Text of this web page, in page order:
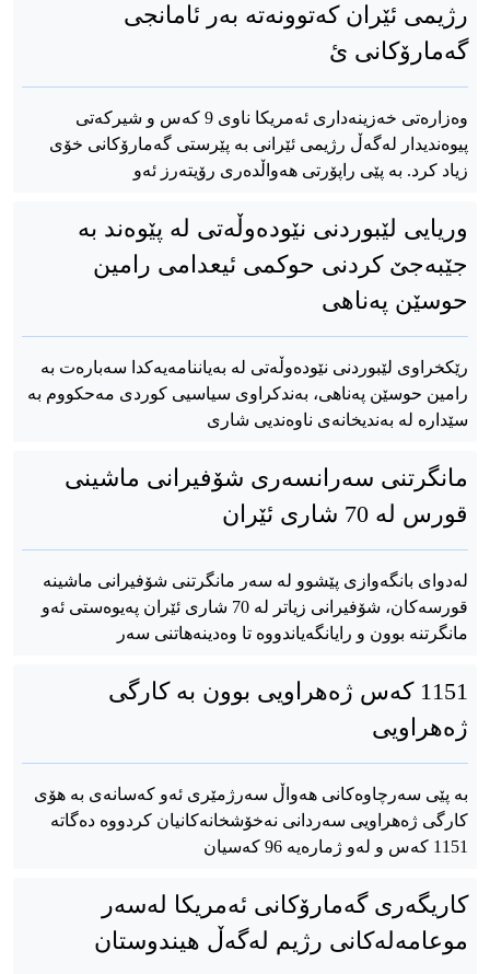
رژیمی ئێران کەتوونەتە بەر ئامانجی
گەمارۆکانی ئ
وەزارەتی خەزینەداری ئەمریکا ناوی 9 کەس و شیرکەتی
پیوەندیدار لەگەڵ رژیمی ئێرانی بە پێرستی گەمارۆکانی خۆی
زیاد کرد. بە پێی راپۆرتی هەواڵدەری رۆیتەرز ئەو
وریایی لێبوردنی نێودەوڵەتی لە پێوەند بە
جێبەجێ کردنی حوکمی ئیعدامی رامین
حوسێن پەناهی
رێکخراوی لێبوردنی نێودەوڵەتی لە بەیاننامەیەکدا سەبارەت بە
رامین حوسێن پەناهی، بەندکراوی سیاسیی کوردی مەحکووم بە
سێدارە لە بەندیخانەی ناوەندیی شاری
مانگرتنی سەرانسەری شۆفیرانی ماشینی
قورس لە 70 شاری ئێران
لەدوای بانگەوازی پێشوو لە سەر مانگرتنی شۆفیرانی ماشینە
قورسەکان، شۆفیرانی زیاتر لە 70 شاری ئێران پەیوەستی ئەو
مانگرتنە بوون و رایانگەیاندووە تا وەدینەهاتنی سەر
1151 کەس ژەهراویی بوون بە کارگی
ژەهراویی
بە پێی سەرچاوەکانی هەواڵ سەرژمێری ئەو کەسانەی بە هۆی
کارگی ژەهراویی سەردانی نەخۆشخانەکانیان کردووە دەگاتە
1151 کەس و لەو ژمارەیە 96 کەسیان
کاریگەری گەمارۆکانی ئەمریکا لەسەر
موعامەلەکانی رژیم لەگەڵ هیندوستان